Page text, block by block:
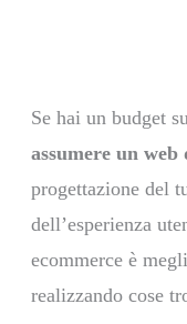
Se hai un budget
assumere un web
progettazione del
dell’esperienza
ecommerce è
realizzando cose